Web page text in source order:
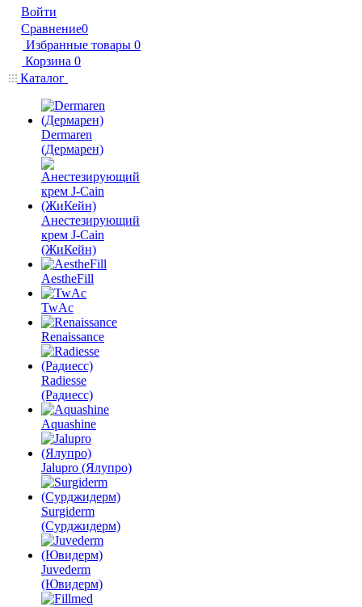
Войти
Сравнение0
Избранные товары 0
Корзина 0
Каталог
Dermaren
(Дермарен)
Анестезирующий
крем J-Cain
(ЖиКейн)
AestheFill
TwAc
Renaissance
Radiesse
(Радиесс)
Aquashine
Jalupro (Ялупро)
Surgiderm
(Сурджидерм)
Juvederm
(Ювидерм)